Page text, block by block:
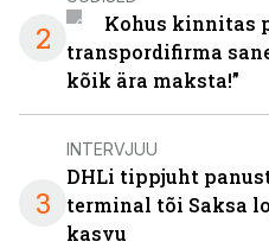
2
Kohus kinnitas
transpordifirma
kõik ära maksta!”
3
INTERVJUU
DHLi tippjuht
terminal tõi Saksa
kasvu